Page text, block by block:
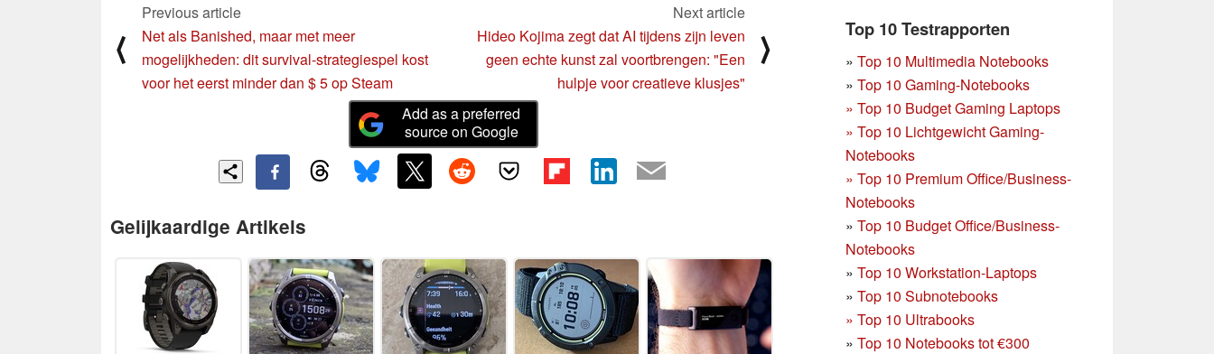
Top 10 Testrapporten
» Top 10 Multimedia Notebooks
» Top 10 Gaming-Notebooks
» Top 10 Budget Gaming Laptops
» Top 10 Lichtgewicht Gaming-
Notebooks
» Top 10 Premium Office/Business-
Notebooks
» Top 10 Budget Office/Business-
Notebooks
» Top 10 Workstation-Laptops
» Top 10 Subnotebooks
» Top 10 Ultrabooks
» Top 10 Notebooks tot €300
⟨
Previous article
Net als Banished, maar met meer
mogelijkheden: dit survival-strategiespel kost
voor het eerst minder dan $ 5 op Steam
Next article
Hideo Kojima zegt dat AI tijdens zijn leven
geen echte kunst zal voortbrengen: "Een
hulpje voor creatieve klusjes"
⟩
Add as a preferred
source on Google
Gelijkaardige Artikels